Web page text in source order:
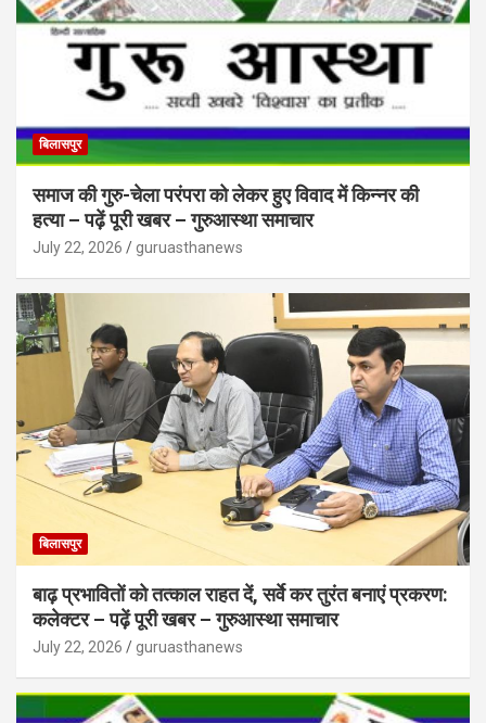
बिलासपुर
समाज की गुरु-चेला परंपरा को लेकर हुए विवाद में किन्नर की
हत्या – पढ़ें पूरी खबर – गुरुआस्था समाचार
July 22, 2026 guruasthanews
बिलासपुर
बाढ़ प्रभावितों को तत्काल राहत दें, सर्वे कर तुरंत बनाएं प्रकरण:
कलेक्टर – पढ़ें पूरी खबर – गुरुआस्था समाचार
July 22, 2026 guruasthanews